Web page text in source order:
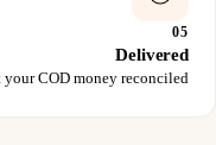
05
Delivered
COD money reconciled.